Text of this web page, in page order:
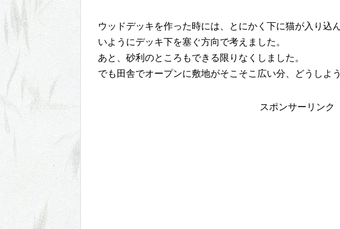
ウッドデッキを作った時には、とにかく下に猫が入り込
いようにデッキ下を塞ぐ方向で考えました。
あと、砂利のところもできる限りなくしました。
でも田舎でオープンに敷地がそこそこ広い分、どうしよ
スポンサーリンク